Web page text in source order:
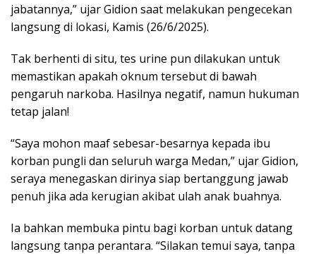
jabatannya,” ujar Gidion saat melakukan pengecekan
langsung di lokasi, Kamis (26/6/2025).
Tak berhenti di situ, tes urine pun dilakukan untuk
memastikan apakah oknum tersebut di bawah
pengaruh narkoba. Hasilnya negatif, namun hukuman
tetap jalan!
“Saya mohon maaf sebesar-besarnya kepada ibu
korban pungli dan seluruh warga Medan,” ujar Gidion,
seraya menegaskan dirinya siap bertanggung jawab
penuh jika ada kerugian akibat ulah anak buahnya.
Ia bahkan membuka pintu bagi korban untuk datang
langsung tanpa perantara. “Silakan temui saya, tanpa